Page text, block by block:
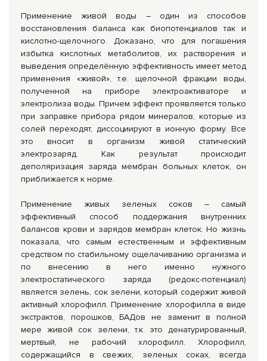
Применение живой воды – один из способов
восстановления баланса как биопотенциалов так и
кислотно-щелочного. Доказано, что для погашения
избытка кислотных метаболитов, их растворения и
выведения определённую эффективность имеет метод
применения «живой», т.е. щелочной фракции воды,
полученной на приборе электроактиваторе и
электролиза воды. Причем эффект проявляется только
при заправке прибора рядом минералов, которые из
солей переходят, диссоциируют в ионную форму. Все
это вносит в организм живой статический
электрозаряд. Как результат происходит
деполяризация заряда мембран больных клеток, он
приближается к норме.
Применение живых зеленых соков – самый
эффективный способ поддержания внутренних
балансов крови и зарядов мембран клеток. Но жизнь
показала, что самым естественным и эффективным
средством по стабильному ощелачиванию организма и
по внесению в него именно нужного
электростатического заряда (редокс-потенциал)
является зелень, сок зелени, который содержит живой
активный хлорофилл. Применение хлорофилла в виде
экстрактов, порошков, БАДов не заменит в полной
мере живой сок зелени, т.к. это денатурированный,
мертвый, не рабочий хлорофилл. Хлорофилл,
содержащийся в свежих, зеленых соках, всегда